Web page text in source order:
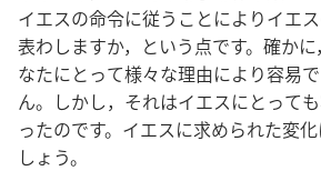
イエスの命令に従うことによりイエ
表わしますか，という点です。確か
なたにとって様々な理由により容易
ん。しかし，それはイエスにとって
ったのです。イエスに求められた変
しょう。